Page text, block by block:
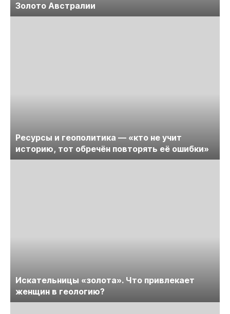
Золото Австралии
Ресурсы и геополитика — «кто не учит
историю, тот обречён повторять её ошибки»
Искательницы «золота». Что привлекает
женщин в геологию?